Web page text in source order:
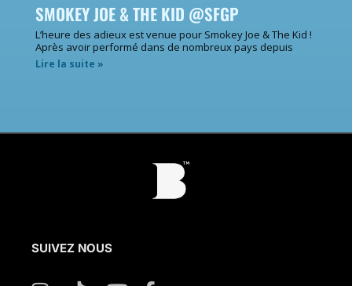
SMOKEY JOE & THE KID @SFGP
L’heure des adieux est venue pour Smokey Joe & The Kid !
Après avoir performé dans de nombreux pays depuis
Lire la suite »
SUIVEZ NOUS